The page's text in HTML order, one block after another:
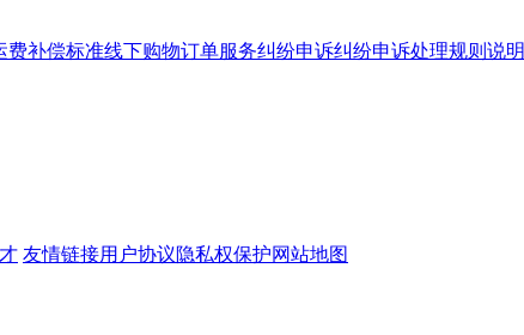
费补偿标准线下购物订单服务纠纷申诉纠纷申诉处理规则说明
友情链接用户协议隐私权保护网站地图